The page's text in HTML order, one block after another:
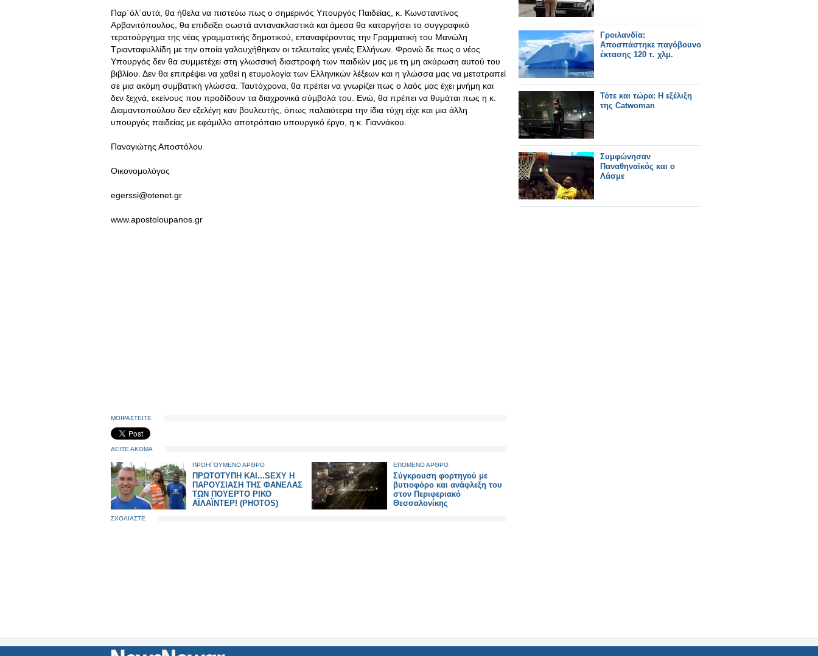
Παρ΄όλ΄αυτά, θα ήθελα να πιστεύω πως ο σημερινός Υπουργός Παιδείας, κ. Κωνσταντίνος
Αρβανιτόπουλος, θα επιδείξει σωστά αντανακλαστικά και άμεσα θα καταργήσει το συγγραφικό
τερατούργημα της νέας γραμματικής δημοτικού, επαναφέροντας την Γραμματική του Μανώλη
Τριανταφυλλίδη με την οποία γαλουχήθηκαν οι τελευταίες γενιές Ελλήνων. Φρονώ δε πως ο νέος
Υπουργός δεν θα συμμετέχει στη γλωσσική διαστροφή των παιδιών μας με τη μη ακύρωση αυτού του
βιβλίου. Δεν θα επιτρέψει να χαθεί η ετυμολογία των Ελληνικών λέξεων και η γλώσσα μας να μετατραπεί
σε μια ακόμη συμβατική γλώσσα. Ταυτόχρονα, θα πρέπει να γνωρίζει πως ο λαός μας έχει μνήμη και
δεν ξεχνά, εκείνους που προδίδουν τα διαχρονικά σύμβολά του. Ενώ, θα πρέπει να θυμάται πως η κ.
Διαμαντοπούλου δεν εξελέγη καν βουλευτής, όπως παλαιότερα την ίδια τύχη είχε και μια άλλη
υπουργός παιδείας με εφάμιλλο αποτρόπαιο υπουργικό έργο, η κ. Γιαννάκου.
Παναγιώτης Αποστόλου
Οικονομολόγος
egerssi@otenet.gr
www.apostoloupanos.gr
ΜΟΙΡΑΣΤΕΙΤΕ
ΔΕΙΤΕ ΑΚΟΜΑ
ΠΡΟΗΓΟΥΜΕΝΟ ΑΡΘΡΟ
ΠΡΩΤΟΤΥΠΗ ΚΑΙ...SEXY Η
ΠΑΡΟΥΣΙΑΣΗ ΤΗΣ ΦΑΝΕΛΑΣ
ΤΩΝ ΠΟΥΕΡΤΟ ΡΙΚΟ
ΑΪΛΑΪΝΤΕΡ! (PHOTOS)
ΕΠΟΜΕΝΟ ΑΡΘΡΟ
Σύγκρουση φορτηγού με
βυτιοφόρο και ανάφλεξη του
στον Περιφεριακό
Θεσσαλονίκης
ΣΧΟΛΙΑΣΤΕ
Γροιλανδία:
Αποσπάστηκε παγόβουνο
έκτασης 120 τ. χλμ.
Τότε και τώρα: Η εξέλιξη
της Catwoman
Συμφώνησαν
Παναθηναϊκός και ο
Λάσμε